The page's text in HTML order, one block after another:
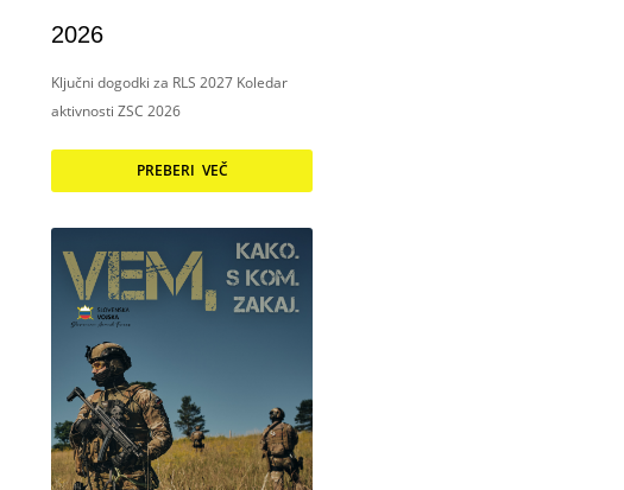
2026
Ključni dogodki za RLS 2027 Koledar
aktivnosti ZSC 2026
PREBERI VEČ